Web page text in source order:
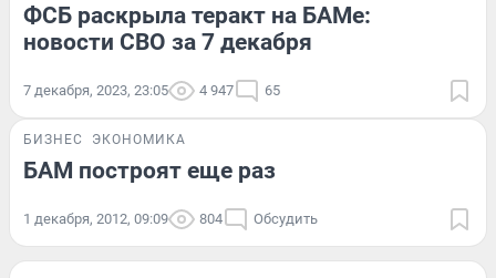
ФСБ раскрыла теракт на БАМе:
новости СВО за 7 декабря
7 декабря, 2023, 23:05 4 947 65
БИЗНЕС ЭКОНОМИКА
БАМ построят еще раз
1 декабря, 2012, 09:09 804 Обсудить